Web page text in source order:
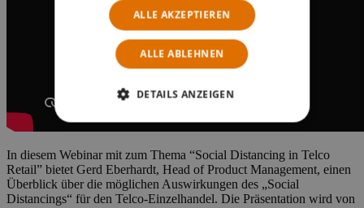
In diesem Webinar mit zum Thema “Social Distancing in Telco
Retail” bietet Gerd Eberhardt, Head of Product Management, einen
Überblick über die möglichen Auswirkungen des „Social
Distancings“ für den Telco-Einzelhandel. Die Präsentation wird von
ALLE AKZEPTIEREN
ALLE ABLEHNEN
DETAILS ANZEIGEN